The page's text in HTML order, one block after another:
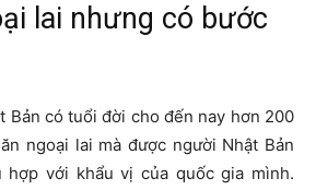
lai nhưng có bước
Bản có tuổi đời cho đến nay hơn 200
ngoại lai mà được người Nhật Bản
với khẩu vị của quốc gia mình.